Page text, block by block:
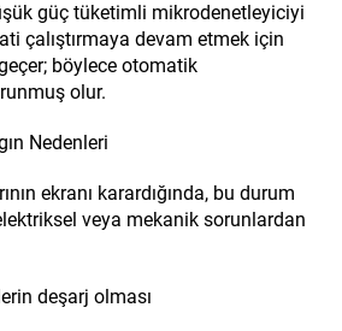
güç tüketimli mikrodenetleyiciyi
çalıştırmaya devam etmek için
böylece otomatik
olur.
Nedenleri
ekranı karardığında, bu durum
veya mekanik sorunlardan
deşarj olması